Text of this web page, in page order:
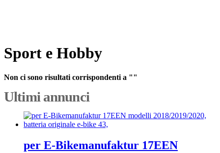
Sport e Hobby
Non ci sono risultati corrispondenti a ""
Ultimi annunci
per E-Bikemanufaktur 17EEN